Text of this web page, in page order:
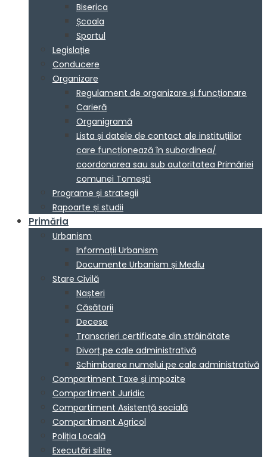
Biserica
Școala
Sportul
Legislație
Conducere
Organizare
Regulament de organizare și funcționare
Carieră
Organigramă
Lista și datele de contact ale instituțiilor
care funcționează în subordinea/
coordonarea sau sub autoritatea Primăriei
comunei Tomești
Programe și strategii
Rapoarte și studii
Primăria
Urbanism
Informații Urbanism
Documente Urbanism și Mediu
Stare Civilă
Nașteri
Căsătorii
Decese
Transcrieri certificate din străinătate
Divorț pe cale administrativă
Schimbarea numelui pe cale administrativă
Compartiment Taxe și impozite
Compartiment Juridic
Compartiment Asistență socială
Compartiment Agricol
Poliția Locală
Executări silite